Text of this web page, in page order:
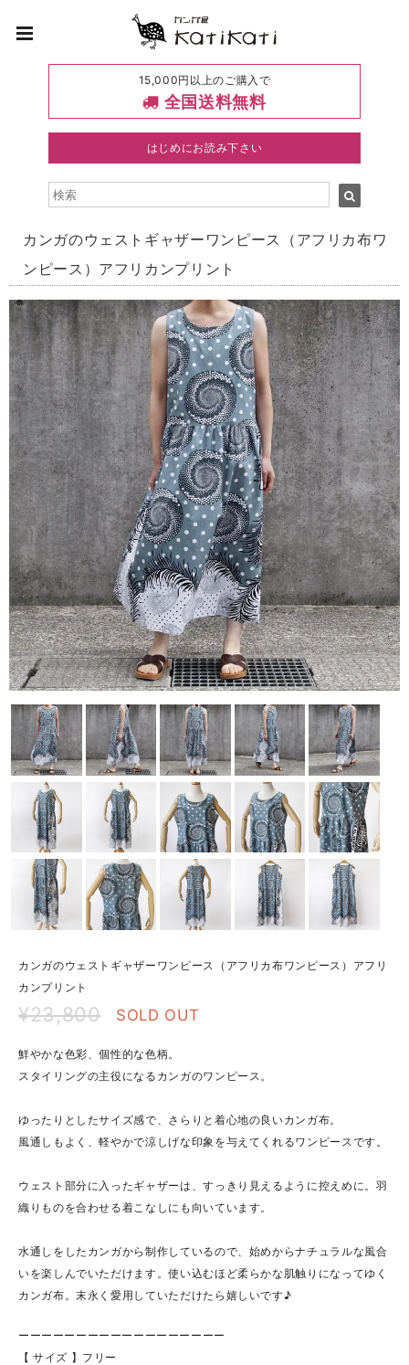
15,000円以上のご購入で
全国送料無料
はじめにお読み下さい
カンガのウェストギャザーワンピース（アフリカ布ワ
ンピース）アフリカンプリント
カンガのウェストギャザーワンピース（アフリカ布ワンピース）アフリ
カンプリント
¥23,800 SOLD OUT
鮮やかな色彩、個性的な色柄。
スタイリングの主役になるカンガのワンピース。
ゆったりとしたサイズ感で、さらりと着心地の良いカンガ布。
風通しもよく、軽やかで涼しげな印象を与えてくれるワンピースです。
ウェスト部分に入ったギャザーは、すっきり見えるように控えめに。羽
織りものを合わせる着こなしにも向いています。
水通しをしたカンガから制作しているので、始めからナチュラルな風合
いを楽しんでいただけます。使い込むほど柔らかな肌触りになってゆく
カンガ布。末永く愛用していただけたら嬉しいです♪
ーーーーーーーーーーーーーーーーーー
【 サイズ 】フリー